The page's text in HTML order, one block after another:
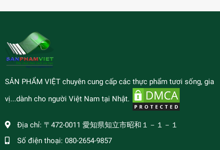
SẢN PHẨM VIỆT chuyên cung cấp các thực phẩm tươi sống, gia
vị...dành cho người Việt Nam tại Nhật.
Địa chỉ: 〒472-0011 愛知県知立市昭和１－１－１
Số điện thoại: 080-2654-9857